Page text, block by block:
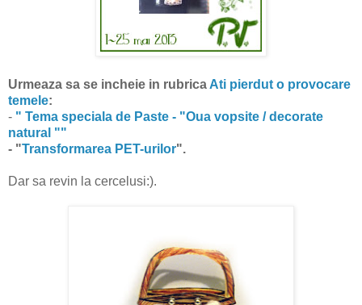
Urmeaza sa se incheie in rubrica Ati pierdut o provocare
temele:
- " Tema speciala de Paste - "Oua vopsite / decorate
natural ""
- "Transformarea PET-urilor".
Dar sa revin la cercelusi:).